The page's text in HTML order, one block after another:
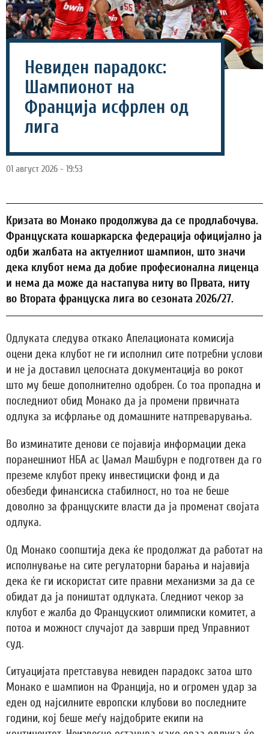
Невиден парадокс:
Шампионот на
Франција исфрлен од
лига
01 август 2026 - 19:53
Кризата во Монако продолжува да се продлабочува.
Француската кошаркарска федерација официјално ја
одби жалбата на актуелниот шампион, што значи
дека клубот нема да добие професионална лиценца
и нема да може да настапува ниту во Првата, ниту
во Втората француска лига во сезоната 2026/27.
Одлуката следува откако Апелационата комисија
оцени дека клубот не ги исполнил сите потребни услови
и не ја доставил целосната документација во рокот
што му беше дополнително одобрен. Со тоа пропадна и
последниот обид Монако да ја промени првичната
одлука за исфрлање од домашните натпреварувања.
Во изминатите денови се појавија информации дека
поранешниот НБА ас Џамал Машбурн е подготвен да го
преземе клубот преку инвестициски фонд и да
обезбеди финансиска стабилност, но тоа не беше
доволно за француските власти да ја променат својата
одлука.
Од Монако соопштија дека ќе продолжат да работат на
исполнување на сите регулаторни барања и најавија
дека ќе ги искористат сите правни механизми за да се
обидат да ја поништат одлуката. Следниот чекор за
клубот е жалба до Францускиот олимписки комитет, а
потоа и можност случајот да заврши пред Управниот
суд.
Ситуацијата претставува невиден парадокс затоа што
Монако е шампион на Франција, но и огромен удар за
еден од најсилните европски клубови во последните
години, кој беше меѓу најдобрите екипи на